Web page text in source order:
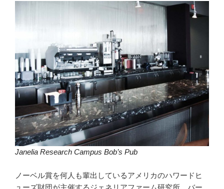
Janelia Research Campus Bob’s Pub
ノーベル賞を何人も輩出しているアメリカのハワードヒ
ューズ財団が主催するジェネリアファーム研究所。バー